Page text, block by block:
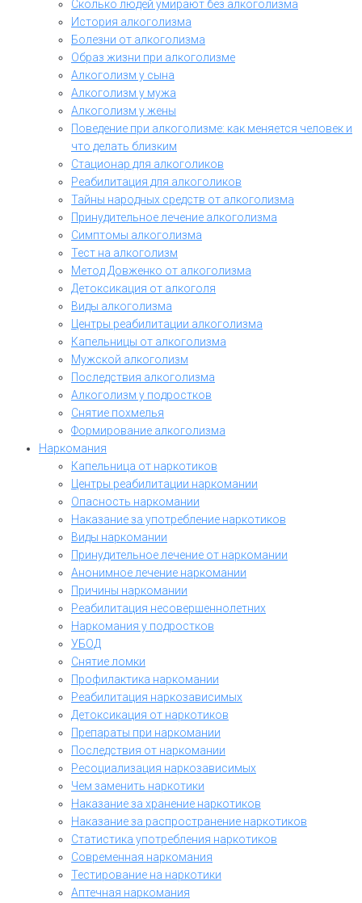
Сколько людей умирают без алкоголизма
История алкоголизма
Болезни от алкоголизма
Образ жизни при алкоголизме
Алкоголизм у сына
Алкоголизм у мужа
Алкоголизм у жены
Поведение при алкоголизме: как меняется человек и
что делать близким
Стационар для алкоголиков
Реабилитация для алкоголиков
Тайны народных средств от алкоголизма
Принудительное лечение алкоголизма
Симптомы алкоголизма
Тест на алкоголизм
Метод Довженко от алкоголизма
Детоксикация от алкоголя
Виды алкоголизма
Центры реабилитации алкоголизма
Капельницы от алкоголизма
Мужской алкоголизм
Последствия алкоголизма
Алкоголизм у подростков
Снятие похмелья
Формирование алкоголизма
Наркомания
Капельница от наркотиков
Центры реабилитации наркомании
Опасность наркомании
Наказание за употребление наркотиков
Виды наркомании
Принудительное лечение от наркомании
Анонимное лечение наркомании
Причины наркомании
Реабилитация несовершеннолетних
Наркомания у подростков
УБОД
Снятие ломки
Профилактика наркомании
Реабилитация наркозависимых
Детоксикация от наркотиков
Препараты при наркомании
Последствия от наркомании
Ресоциализация наркозависимых
Чем заменить наркотики
Наказание за хранение наркотиков
Наказание за распространение наркотиков
Статистика употребления наркотиков
Современная наркомания
Тестирование на наркотики
Аптечная наркомания